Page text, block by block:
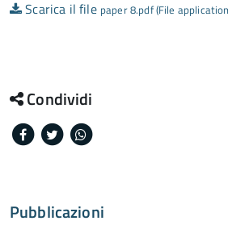
Scarica il file paper 8.pdf (File
Condividi
Facebook
Twitter
Pubblicazioni